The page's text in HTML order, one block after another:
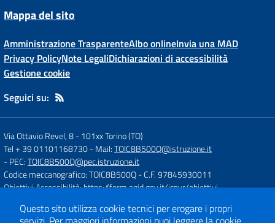
Mappa del sito
Amministrazione TrasparenteAlbo onlineInvia una MAD
Privacy PolicyNote LegaliDichiarazioni di accessibilità
Gestione cookie
Seguici su:
Via Ottavio Revel, 8-101xx Torino (TO)
Tel + 39 01101168730- Mail:TOIC8B500Q@istruzione.it
- PEC:TOIC8B500Q@pec.istruzione.it
Codice meccanografico: TOIC8B500Q- C.F. 97845930011
Obiettivi Accessibilità:https://form.agid.gov.it/icpvr/obiettivi
Questo sito utilizza cookie tecnici per erogare i propri